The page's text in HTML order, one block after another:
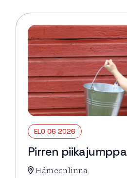
ELO 06 2026
Pirren piikajumppa
Hämeenlinna